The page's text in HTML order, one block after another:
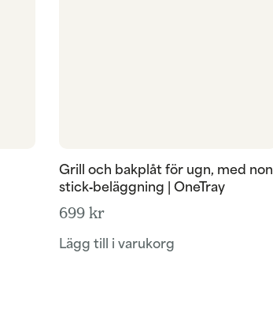
Grill och bakplåt för ugn, med non
stick‑beläggning | OneTray
699 kr
Lägg till i varukorg